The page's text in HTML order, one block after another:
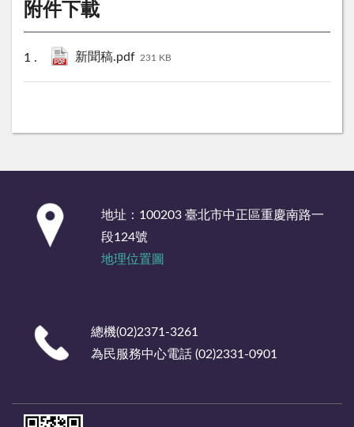
附件下載
新聞稿.pdf 231 KB
地址：100203 臺北市中正區重慶南路一
段124號
地理位置圖
總機(02)2371-3261
為民服務中心電話 (02)2331-0901